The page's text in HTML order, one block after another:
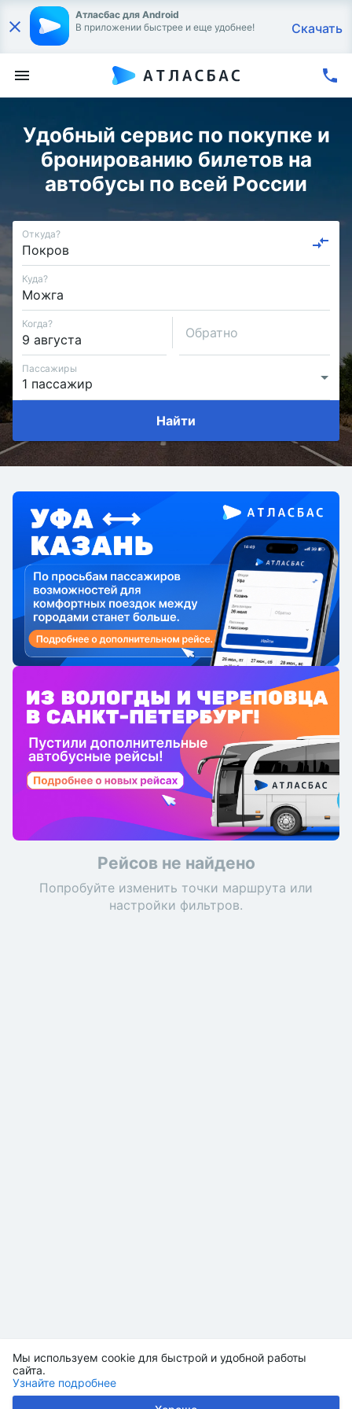
Мы используем cookie для быстрой и удобной работы
сайта.
Узнайте подробнее
Атласбас для Android
В приложении быстрее и еще удобнее!
Скачать
Удобный сервис по покупке и
бронированию билетов на
автобусы по всей России
Откуда?
Куда?
Когда?
Обратно
Пассажиры
Найти
Рейсов не найдено
Попробуйте изменить точки маршрута или
настройки фильтров.